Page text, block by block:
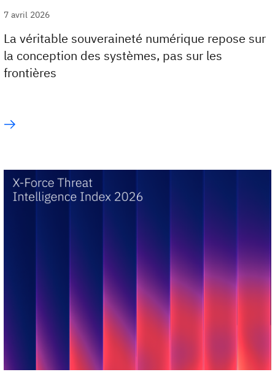
7 avril 2026
La véritable souveraineté numérique repose sur
la conception des systèmes, pas sur les
frontières